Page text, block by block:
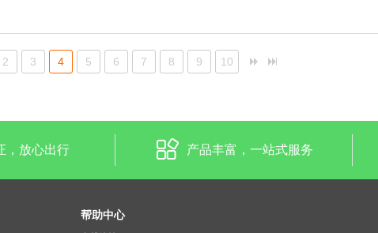
2 3 4 5 6 7 8 9 10
，放心出行 产品丰富，一站式服务
帮助中心